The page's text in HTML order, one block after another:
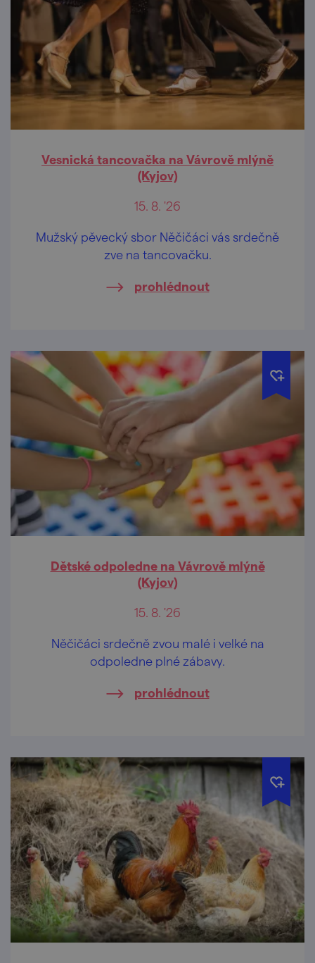
Vesnická tancovačka na Vávrově mlýně
(Kyjov)
15. 8. '26
Mužský pěvecký sbor Něčičáci vás srdečně
zve na tancovačku.
prohlédnout
Dětské odpoledne na Vávrově mlýně
(Kyjov)
15. 8. '26
Něčičáci srdečně zvou malé i velké na
odpoledne plné zábavy.
prohlédnout